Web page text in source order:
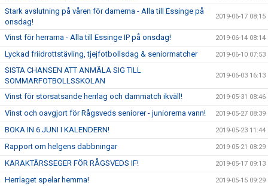
Stark avslutning på våren för damerna - Alla till Essinge på
onsdag!
2019-06-17 08:15
Vinst för herrarna - Alla till Essinge IP på onsdag! 2019-06-14 08:14
Lyckad friidrottstävling, tjejfotbollsdag & seniormatcher 2019-06-10 07:53
SISTA CHANSEN ATT ANMÄLA SIG TILL
SOMMARFOTBOLLSSKOLAN
2019-06-03 16:13
Vinst för storsatsande herrlag och dammatch ikväll! 2019-05-31 08:46
Vinst och oavgjort för Rågsveds seniorer - juniorerna vann! 2019-05-27 08:39
BOKA IN 6 JUNI I KALENDERN! 2019-05-23 11:44
Rapport om helgens dabbningar 2019-05-21 08:29
KARAKTÄRSSEGER FÖR RÅGSVEDS IF! 2019-05-17 09:13
Herrlaget spelar hemma! 2019-05-15 09:29